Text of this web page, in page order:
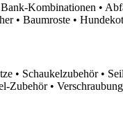
Kombinationen •
• Baumroste •
• Schaukelzubehör •
Zubehör •